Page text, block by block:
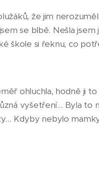
že jim
se blbě. Nešla
škole si řeknu, co
ohluchla, hodně ji to
vyšetření… Byla to
Kdyby nebylo